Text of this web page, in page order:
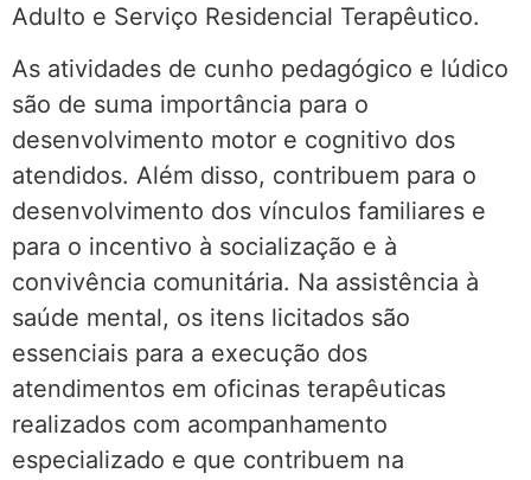
Adulto e Serviço Residencial Terapêutico.
As atividades de cunho pedagógico e lúdico
são de suma importância para o
desenvolvimento motor e cognitivo dos
atendidos. Além disso, contribuem para o
desenvolvimento dos vínculos familiares e
para o incentivo à socialização e à
convivência comunitária. Na assistência à
saúde mental, os itens licitados são
essenciais para a execução dos
atendimentos em oficinas terapêuticas
realizados com acompanhamento
especializado e que contribuem na